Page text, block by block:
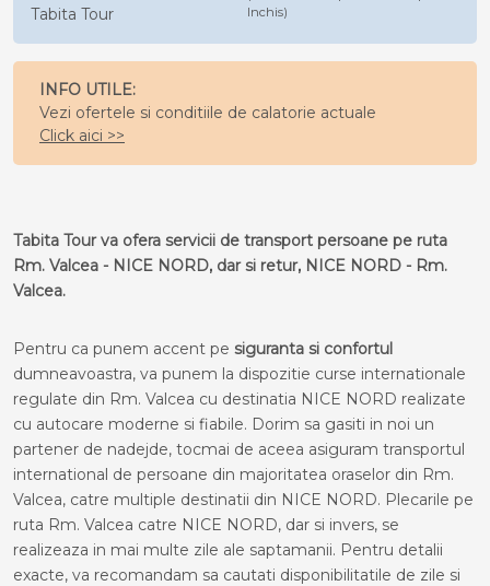
Tabita Tour
Inchis)
INFO UTILE:
Vezi ofertele si conditiile de calatorie actuale
Click aici >>
Tabita Tour va ofera servicii de transport persoane pe ruta
Rm. Valcea - NICE NORD, dar si retur, NICE NORD - Rm.
Valcea.
Pentru ca punem accent pe siguranta si confortul
dumneavoastra, va punem la dispozitie curse internationale
regulate din Rm. Valcea cu destinatia NICE NORD realizate
cu autocare moderne si fiabile. Dorim sa gasiti in noi un
partener de nadejde, tocmai de aceea asiguram transportul
international de persoane din majoritatea oraselor din Rm.
Valcea, catre multiple destinatii din NICE NORD. Plecarile pe
ruta Rm. Valcea catre NICE NORD, dar si invers, se
realizeaza in mai multe zile ale saptamanii. Pentru detalii
exacte, va recomandam sa cautati disponibilitatile de zile si